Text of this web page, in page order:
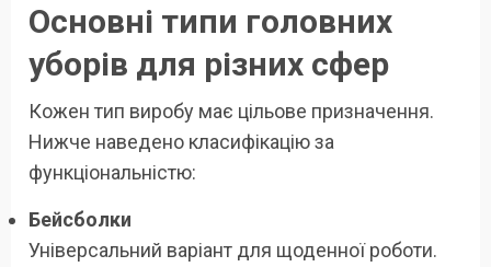
Основні типи головних
уборів для різних сфер
Кожен тип виробу має цільове призначення.
Нижче наведено класифікацію за
функціональністю:
Бейсболки
Універсальний варіант для щоденної роботи.